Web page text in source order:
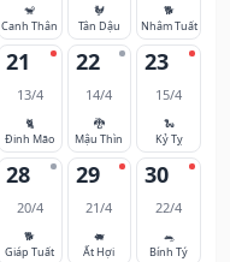
🐒
Canh Thân
🐓
Tân Dậu
🐕
Nhâm Tuất
21
13/4
🐈
Đinh Mão
22
14/4
🐉
Mậu Thìn
23
15/4
🐍
Kỷ Tỵ
28
20/4
🐕
Giáp Tuất
29
21/4
🐖
Ất Hợi
30
22/4
🐀
Bính Tý